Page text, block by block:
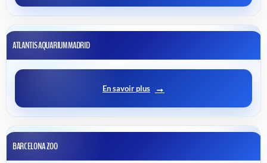
ATLANTIS AQUARIUM MADRID
En savoir plus
BARCELONA ZOO